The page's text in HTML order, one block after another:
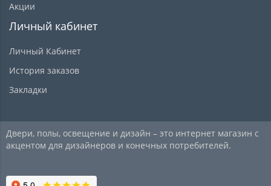
Акции
Личный кабинет
Личный Кабинет
История заказов
Закладки
Двери, полы, освещение и дизайн – это интернет магазин с
акцентом для дизайнеров и конечных потребителей.